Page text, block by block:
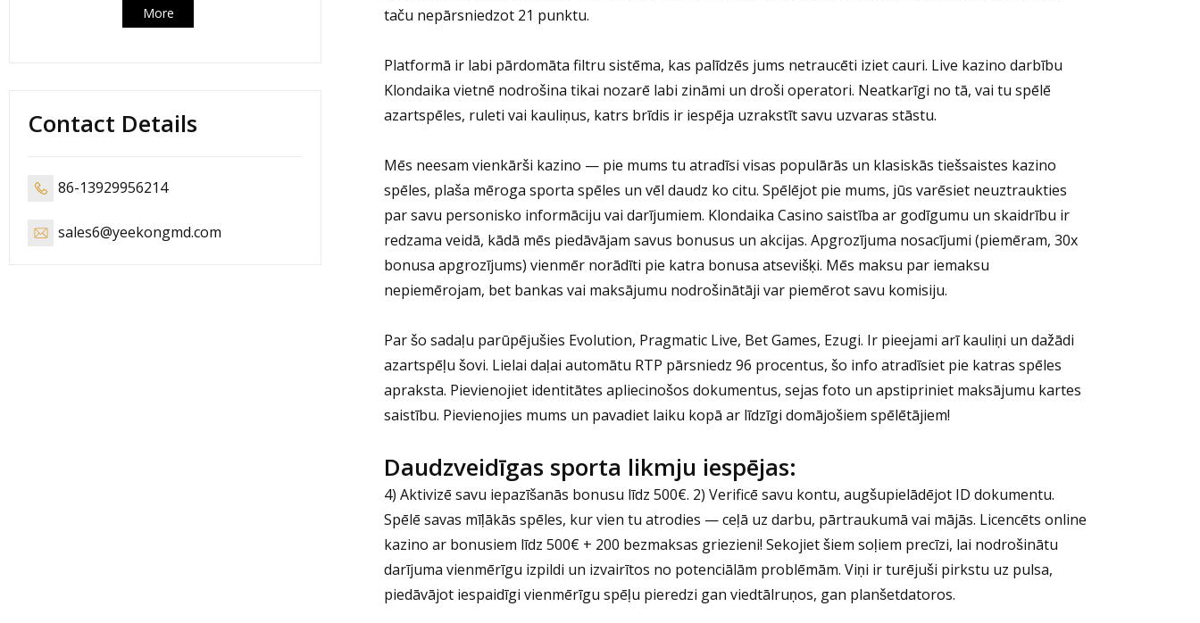
More
Contact Details
86-13929956214
sales6@yeekongmd.com
taču nepārsniedzot 21 punktu.
Platformā ir labi pārdomāta filtru sistēma, kas palīdzēs jums netraucēti iziet cauri. Live kazino darbību
Klondaika vietnē nodrošina tikai nozarē labi zināmi un droši operatori. Neatkarīgi no tā, vai tu spēlē
azartspēles, ruleti vai kauliņus, katrs brīdis ir iespēja uzrakstīt savu uzvaras stāstu.
Mēs neesam vienkārši kazino — pie mums tu atradīsi visas populārās un klasiskās tiešsaistes kazino
spēles, plaša mēroga sporta spēles un vēl daudz ko citu. Spēlējot pie mums, jūs varēsiet neuztraukties
par savu personisko informāciju vai darījumiem. Klondaika Casino saistība ar godīgumu un skaidrību ir
redzama veidā, kādā mēs piedāvājam savus bonusus un akcijas. Apgrozījuma nosacījumi (piemēram, 30x
bonusa apgrozījums) vienmēr norādīti pie katra bonusa atsevišķi. Mēs maksu par iemaksu
nepiemērojam, bet bankas vai maksājumu nodrošinātāji var piemērot savu komisiju.
Par šo sadaļu parūpējušies Evolution, Pragmatic Live, Bet Games, Ezugi. Ir pieejami arī kauliņi un dažādi
azartspēļu šovi. Lielai daļai automātu RTP pārsniedz 96 procentus, šo info atradīsiet pie katras spēles
apraksta. Pievienojiet identitātes apliecinošos dokumentus, sejas foto un apstipriniet maksājumu kartes
saistību. Pievienojies mums un pavadiet laiku kopā ar līdzīgi domājošiem spēlētājiem!
Daudzveidīgas sporta likmju iespējas:
4) Aktivizē savu iepazīšanās bonusu līdz 500€. 2) Verificē savu kontu, augšupielādējot ID dokumentu.
Spēlē savas mīļākās spēles, kur vien tu atrodies — ceļā uz darbu, pārtraukumā vai mājās. Licencēts online
kazino ar bonusiem līdz 500€ + 200 bezmaksas griezieni! Sekojiet šiem soļiem precīzi, lai nodrošinātu
darījuma vienmērīgu izpildi un izvairītos no potenciālām problēmām. Viņi ir turējuši pirkstu uz pulsa,
piedāvājot iespaidīgi vienmērīgu spēļu pieredzi gan viedtālruņos, gan planšetdatoros.